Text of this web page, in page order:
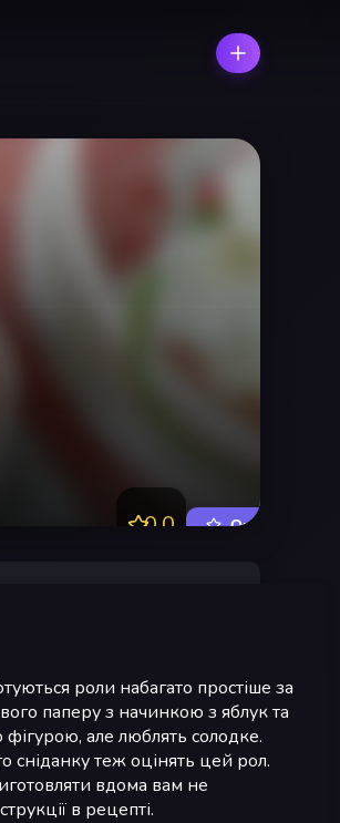
0.0 Оцінити
роли набагато простіше за
паперу з начинкою з яблук та
але люблять солодке.
сніданку теж оцінять цей рол.
вдома вам не
в рецепті.